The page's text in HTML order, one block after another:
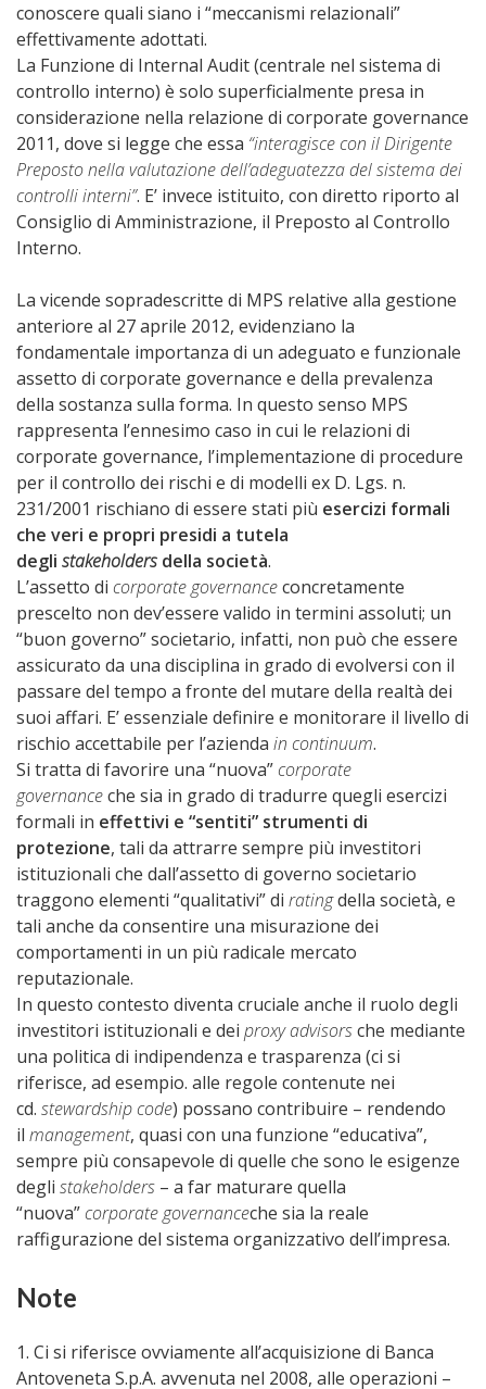
conoscere quali siano i “meccanismi relazionali”
effettivamente adottati.
La Funzione di Internal Audit (centrale nel sistema di
controllo interno) è solo superficialmente presa in
considerazione nella relazione di corporate governance
2011, dove si legge che essa “interagisce con il Dirigente
Preposto nella valutazione dell’adeguatezza del sistema dei
controlli interni”. E’ invece istituito, con diretto riporto al
Consiglio di Amministrazione, il Preposto al Controllo
Interno.
La vicende sopradescritte di MPS relative alla gestione
anteriore al 27 aprile 2012, evidenziano la
fondamentale importanza di un adeguato e funzionale
assetto di corporate governance e della prevalenza
della sostanza sulla forma. In questo senso MPS
rappresenta l’ennesimo caso in cui le relazioni di
corporate governance, l’implementazione di procedure
per il controllo dei rischi e di modelli ex D. Lgs. n.
231/2001 rischiano di essere stati più esercizi formali
che veri e propri presidi a tutela
degli stakeholders della società.
L’assetto di corporate governanceconcretamente
prescelto non dev’essere valido in termini assoluti; un
“buon governo” societario, infatti, non può che essere
assicurato da una disciplina in grado di evolversi con il
passare del tempo a fronte del mutare della realtà dei
suoi affari. E’ essenziale definire e monitorare il livello di
rischio accettabile per l’azienda in continuum.
Si tratta di favorire una “nuova”corporate
governanceche sia in grado di tradurre quegli esercizi
formali in effettivi e “sentiti” strumenti di
protezione, tali da attrarre sempre più investitori
istituzionali che dall’assetto di governo societario
traggono elementi “qualitativi” di ratingdella società, e
tali anche da consentire una misurazione dei
comportamenti in un più radicale mercato
reputazionale.
In questo contesto diventa cruciale anche il ruolo degli
investitori istituzionali e dei proxy advisorsche mediante
una politica di indipendenza e trasparenza (ci si
riferisce, ad esempio. alle regole contenute nei
cd. stewardship code) possano contribuire – rendendo
il management, quasi con una funzione “educativa”,
sempre più consapevole di quelle che sono le esigenze
degli stakeholders – a far maturare quella
“nuova”corporate governanceche sia la reale
raffigurazione del sistema organizzativo dell’impresa.
Note
1. Ci si riferisce ovviamente all’acquisizione di Banca
Antoveneta S.p.A. avvenuta nel 2008, alle operazioni –